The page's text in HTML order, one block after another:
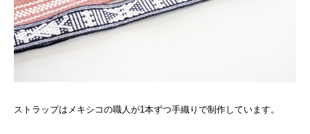
ストラップはメキシコの職人が1本ずつ手織りで制作しています。